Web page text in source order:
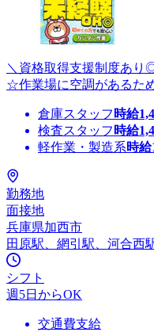
＼資格取得支援制度あり
☆作業場に空調があるた
倉庫スタッフ 時給
検査スタッフ 時給
軽作業・製造系時給
勤務地
面接地
兵庫県加西市
田原駅、網引駅、河合西
シフト
週5日からOK
交通費支給